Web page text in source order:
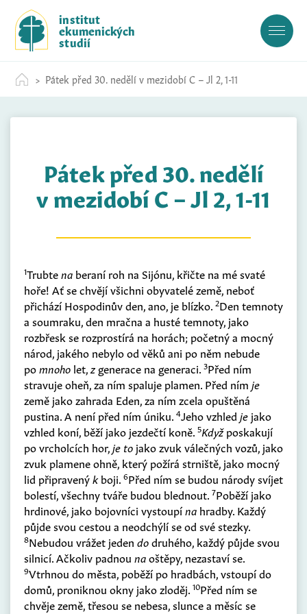
c
institut
ekumenických
studií
Pátek před 30. nedělí v mezidobí C – Jl 2, 1-11
Pátek před 30. nedělí
v mezidobí C – Jl 2, 1-11
1Trubtena beraní roh na Sijónu, křičte na mé svaté
hoře! Ať se chvějí všichni obyvatelé země, neboť
přichází Hospodinův den, ano, je blízko. 2Den temnoty
a soumraku, den mračna a husté temnoty, jako
rozbřesk se rozprostírá na horách; početný a mocný
národ, jakého nebylo od věků ani po něm nebude
pomnoho let,z generace na generaci. 3Před ním
stravuje oheň, za ním spaluje plamen. Před ním je
země jako zahrada Eden, za ním zcela opuštěná
pustina. A není před ním úniku. 4Jeho vzhled je jako
vzhled koní, běží jako jezdečtí koně. 5Kdyžposkakují
po vrcholcích hor,je to jako zvuk válečných vozů, jako
zvuk plamene ohně, který požírá strniště, jako mocný
lid připravenýkboji. 6Před ním se budou národy svíjet
bolestí, všechny tváře budou blednout. 7Poběží jako
hrdinové, jako bojovníci vystoupína hradby. Každý
půjde svou cestou a neodchýlí se od své stezky.
8Nebudou vrážet jeden dodruhého, každý půjde svou
silnicí. Ačkoliv padnou naoštěpy, nezastaví se.
9Vtrhnou do města, poběží po hradbách, vstoupí do
domů, proniknou okny jako zloděj. 10Před ním se
chvěje země, třesou se nebesa, slunce a měsíc se